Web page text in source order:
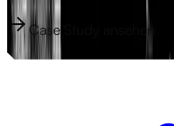
Case Study ansehen
Case Study ansehen